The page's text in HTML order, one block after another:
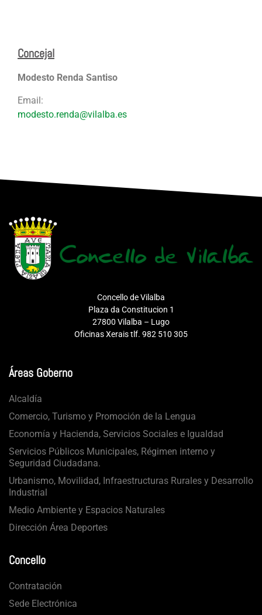
Concejal
Modesto Renda Santiso
Email:
modesto.renda@vilalba.es
Concello de Vilalba
Plaza da Constitucion 1
27800 Vilalba – Lugo
Oficinas Xerais tlf. 982 510 305
Áreas Goberno
Alcaldía
Comercio, Turismo y Promoción de la Lengua
Economía y Hacienda, Servicios Sociales e Igualdad
Servicios Públicos Municipales, Régimen interno y
Seguridad Ciudadana.
Urbanismo, Movilidad, Infraestructuras Rurales y Desarrollo
Industrial
Medio Ambiente y Espacios Naturales
Dirección Área Deportes
Concello
Contratación
Sede Electrónica